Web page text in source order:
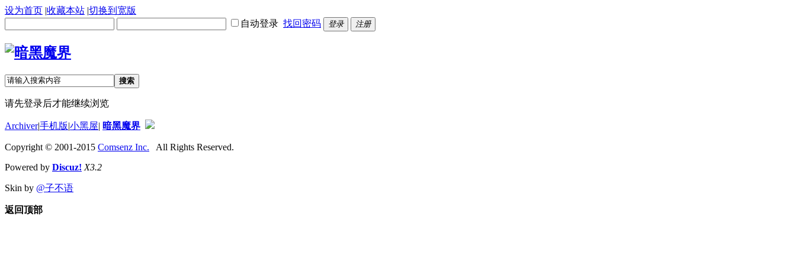
设为首页 |收藏本站 |切换到宽版
自动登录 找回密码 登录 注册
搜索
请先登录后才能继续浏览
Archiver|手机版|小黑屋| 暗黑魔界
Copyright © 2001-2015 Comsenz Inc. All Rights Reserved.
Powered by Discuz! X3.2
Skin by @子不语
返回顶部